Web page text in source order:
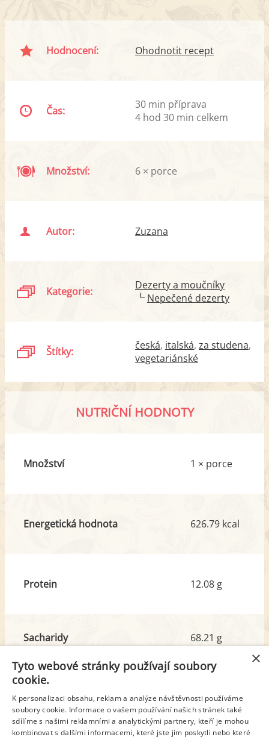
Hodnocení: Ohodnotit recept
Čas:
30 min příprava
4 hod 30 min celkem
Množství: 6 × porce
Autor: Zuzana
Kategorie:
Dezerty a moučníky
Nepečené dezerty
Štítky: česká italská za studena
vegetariánské
NUTRIČNÍ HODNOTY
Množství 1 × porce
Energetická hodnota 626.79 kcal
Protein 12.08 g
Sacharidy
68.21 g
Tuk
z toho nas. mastné kyseliny
33.90 g
22.02 g
×
Tyto webové stránky používají soubory
cookie.
K personalizaci obsahu, reklam a analýze návštěvnosti používáme
soubory cookie. Informace o vašem používání našich stránek také
sdílíme s našimi reklamními a analytickými partnery, kteří je mohou
kombinovat s dalšími informacemi, které jste jim poskytli nebo které